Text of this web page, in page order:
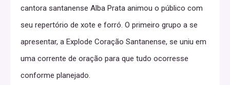
cantora santanense Alba Prata animou o público com
seu repertório de xote e forró. O primeiro grupo a se
apresentar, a Explode Coração Santanense, se uniu em
uma corrente de oração para que tudo ocorresse
conforme planejado.